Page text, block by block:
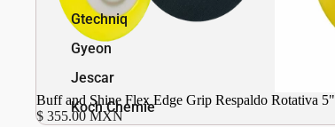
Gtechniq
Gyeon
Jescar
Koch Chemie
Buff and Shine Flex Edge Grip Respaldo Rotativa 5"
$ 355.00 MXN